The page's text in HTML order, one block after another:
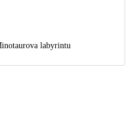
labyrintu